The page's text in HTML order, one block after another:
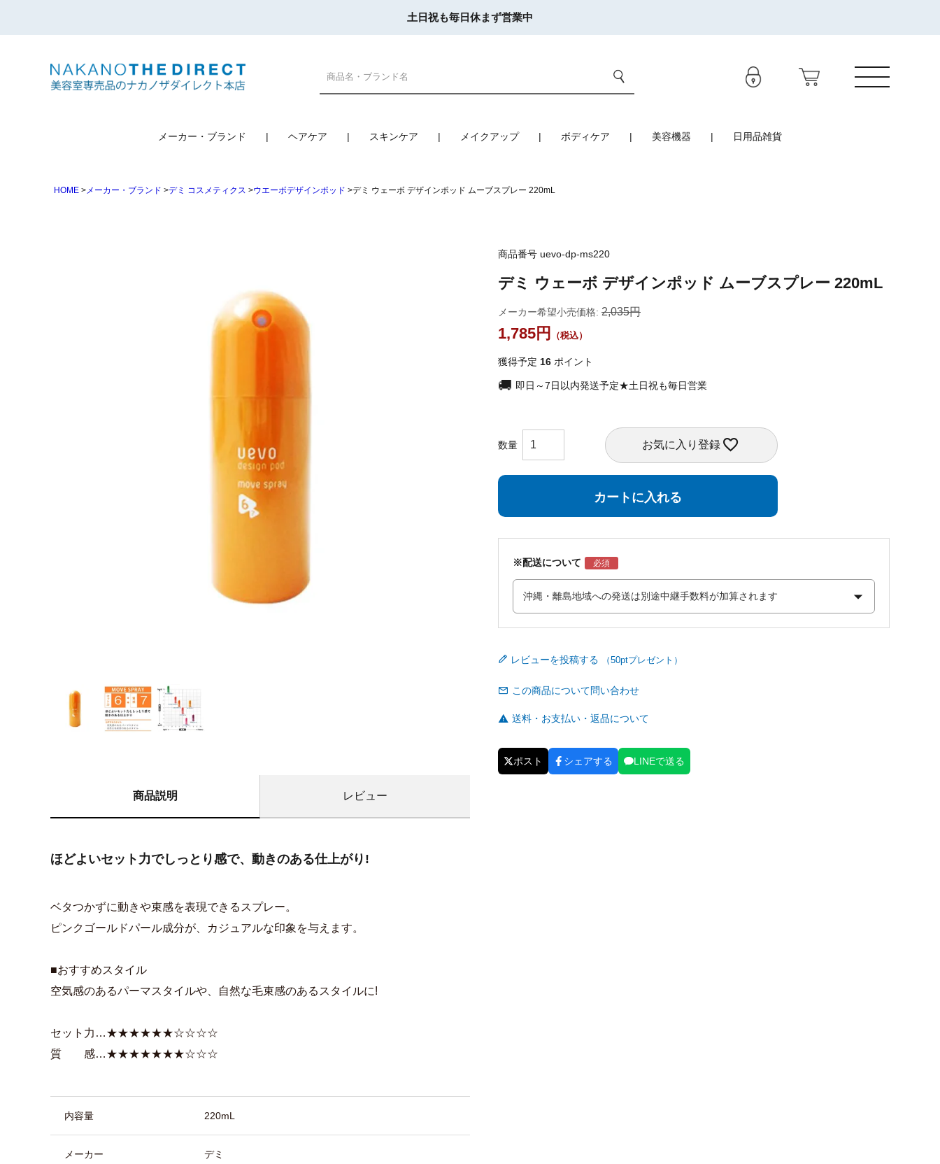
土日祝も毎日休まず営業中
メーカー・ブランド ヘアケア スキンケア メイクアップ ボディケア 美容機器 日用品雑貨
HOME メーカー・ブランド デミ コスメティクス ウエーボデザインポッド デミ ウェーボ デザインポッド ムーブスプレー 220mL
商品説明 レビュー
ほどよいセット力でしっとり感で、動きのある仕上がり!
ベタつかずに動きや束感を表現できるスプレー。
ピンクゴールドパール成分が、カジュアルな印象を与えます。
■おすすめスタイル
空気感のあるパーマスタイルや、自然な毛束感のあるスタイルに!
セット力…★★★★★★☆☆☆☆
質 感…★★★★★★★☆☆☆
内容量 220mL
メーカー デミ
商品番号 uevo-dp-ms220
デミ ウェーボ デザインポッド ムーブスプレー 220mL
メーカー希望小売価格: 2,035
1,785
獲得予定 16 ポイント
即日～7日以内発送予定★土日祝も毎日営業
お気に入り登録
カートに入れる
※配送について
レビューを投稿する
この商品について問い合わせ
送料・お支払い・返品について
ポスト シェアする LINEで送る